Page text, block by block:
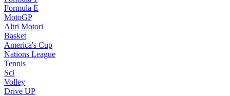
Formula E
MotoGP
Altri Motori
Basket
America's Cup
Nations League
Tennis
Sci
Volley
Drive UP